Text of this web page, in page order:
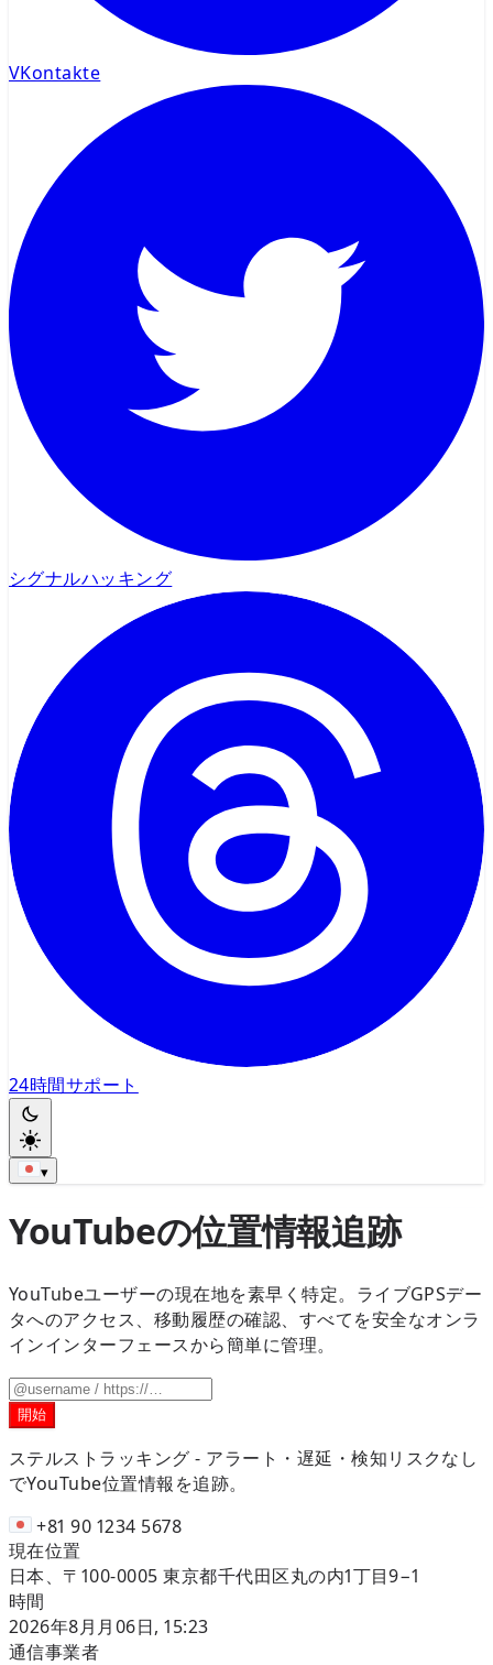
VKontakte
シグナルハッキング
24時間サポート
▾
YouTubeの位置情報追跡
YouTubeユーザーの現在地を素早く特定。ライブGPSデー
タへのアクセス、移動履歴の確認、すべてを安全なオンラ
インインターフェースから簡単に管理。
開始
ステルストラッキング - アラート・遅延・検知リスクなし
でYouTube位置情報を追跡。
+81 90 1234 5678
現在位置
日本、〒100-0005 東京都千代田区丸の内1丁目9−1
時間
2026年8月月06日, 15:23
通信事業者